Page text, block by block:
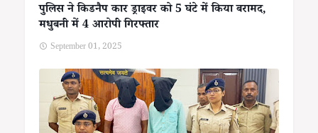
पुलिस ने किडनैप कार ड्राइवर को 5 घंटे में किया बरामद,
मधुबनी में 4 आरोपी गिरफ्तार
September 01, 2025